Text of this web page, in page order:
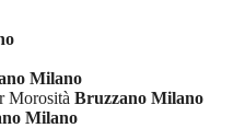
Milano
Morosità Bruzzano Milano
Milano